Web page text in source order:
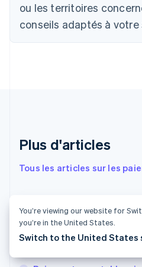
ou les territoires
conseils adaptés à
Plus d'articles
Tous les articles sur les
Assistants d’achat IA :
ce que cela signifie pour
Créer une entreprise aux
Chine continentale
简体中文English
Español English
English
Finlande
EnglishSvenska
France
FrançaisEnglish
Gibraltar
You’re viewing our website for
you’re in the United States.
Switch to the United States